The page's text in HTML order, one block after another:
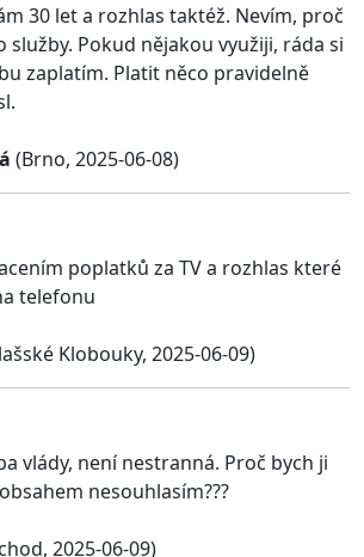
30 let a rozhlas taktéž. Nevím, proč
služby. Pokud nějakou využiji, ráda si
zaplatím. Platit něco pravidelně
(Brno, 2025-06-08)
poplatků za TV a rozhlas které
telefonu
Klobouky, 2025-06-09)
vlády, není nestranná. Proč bych ji
nesouhlasím???
2025-06-09)